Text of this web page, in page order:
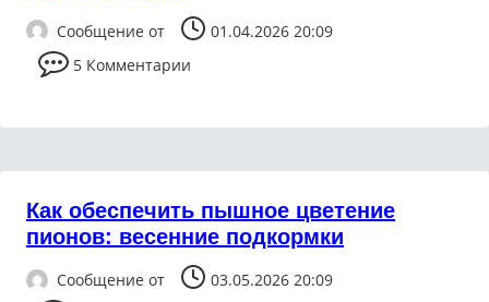
Сообщение от
01.04.2026 20:09
5 Комментарии
Как обеспечить пышное цветение
пионов: весенние подкормки
Сообщение от
03.05.2026 20:09